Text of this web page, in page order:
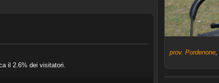
il 2.6% dei visitatori.
prov. Pordenone,